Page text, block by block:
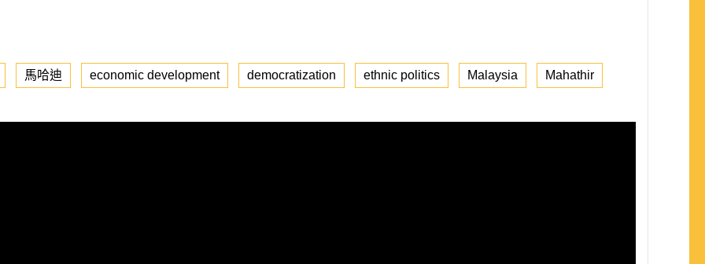
馬哈迪 economic development democratization ethnic politics Malaysia Mahathir